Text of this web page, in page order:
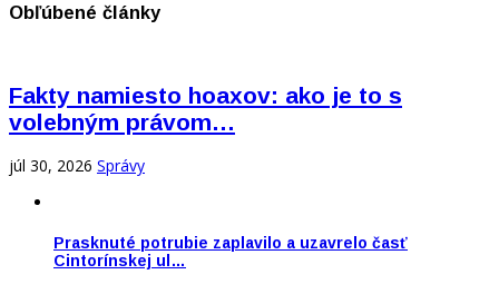
Obľúbené články
Fakty namiesto hoaxov: ako je to s
volebným právom…
júl 30, 2026 Správy
Prasknuté potrubie zaplavilo a uzavrelo časť
Cintorínskej ul…